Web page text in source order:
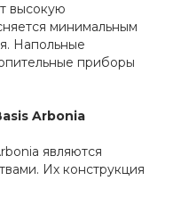
высокую
минимальным
Напольные
приборы
Arbonia
являются
Их конструкция